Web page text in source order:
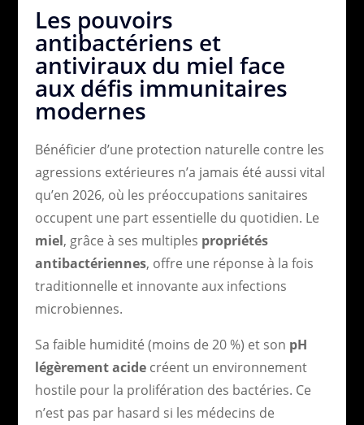
Les pouvoirs
antibactériens et
antiviraux du miel face
aux défis immunitaires
modernes
Bénéficier d’une protection naturelle contre les
agressions extérieures n’a jamais été aussi vital
qu’en 2026, où les préoccupations sanitaires
occupent une part essentielle du quotidien. Le
miel, grâce à ses multiples propriétés
antibactériennes, offre une réponse à la fois
traditionnelle et innovante aux infections
microbiennes.
Sa faible humidité (moins de 20 %) et son pH
légèrement acidecréent un environnement
hostile pour la prolifération des bactéries. Ce
n’est pas par hasard si les médecins de